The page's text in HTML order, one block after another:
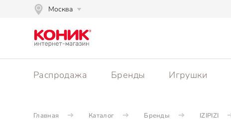
Москва
Распродажа Бренды Игрушки
Главная Каталог Бренды IZIPIZI